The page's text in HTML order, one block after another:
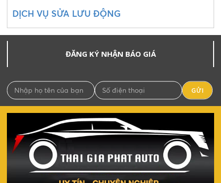
DỊCH VỤ SỬA LƯU ĐỘNG
ĐĂNG KÝ NHẬN BÁO GIÁ
GỬI